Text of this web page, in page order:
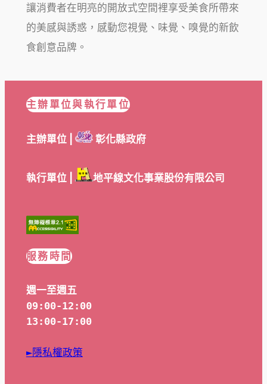
讓消費者在明亮的開放式空間裡享受美食所帶來
的美感與誘惑，感動您視覺、味覺、嗅覺的新飲
食創意品牌。
主辦單位與執行單位
主辦單位 | 彰化縣政府
執行單位 | 地平線文化事業股份有限公司
服務時間
週一至週五
09:00-12:00
13:00-17:00
►隱私權政策